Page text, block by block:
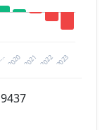
2021 2023
2020 2022